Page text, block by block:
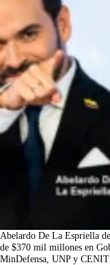
Abelardo De La Espriella
de $370 mil millones en
MinDefensa, UNP y CENIT